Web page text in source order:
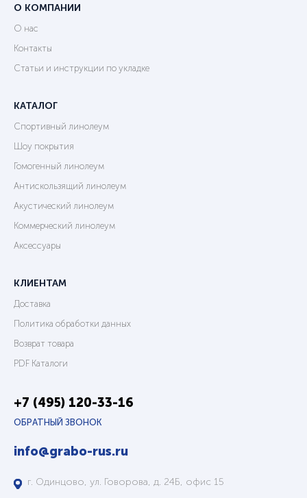
О КОМПАНИИ
О нас
Контакты
Статьи и инструкции по укладке
КАТАЛОГ
Спортивный линолеум
Шоу покрытия
Гомогенный линолеум
Антискользящий линолеум
Акустический линолеум
Коммерческий линолеум
Аксессуары
КЛИЕНТАМ
Доставка
Политика обработки данных
Возврат товара
PDF Каталоги
+7 (495) 120-33-16
ОБРАТНЫЙ ЗВОНОК
info@grabo-rus.ru
г. Одинцово, ул. Говорова, д. 24Б, офис 15